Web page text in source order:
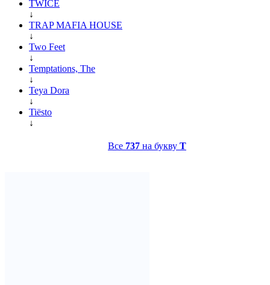
TWICE
↓
TRAP MAFIA HOUSE
↓
Two Feet
↓
Temptations, The
↓
Teya Dora
↓
Tiësto
↓
Все 737 на букву T